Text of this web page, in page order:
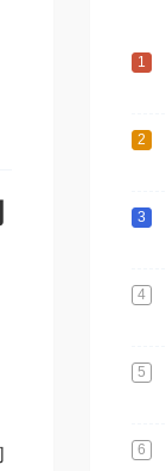
1
2
3
4
5
6